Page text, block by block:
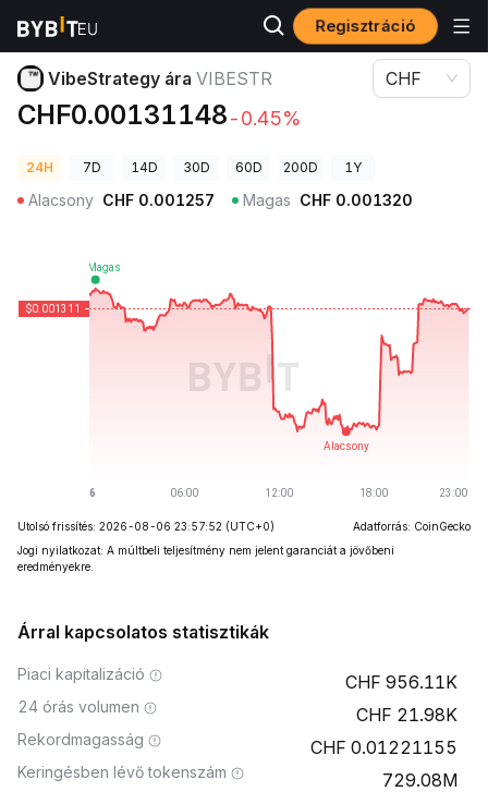
Regisztráció
Kriptovaluta árak VibeStrategy ára VIBESTR
VibeStrategy ára VIBESTR
CHF0.00131148-0.45%
CHF
24H 7D 14D 30D 60D 200D 1Y
Alacsony CHF 0.001257 Magas CHF 0.001320
Utolsó frissítés: 2026-08-06 23:57:52 (UTC+0)
Adatforrás: CoinGecko
Jogi nyilatkozat: A múltbeli teljesítmény nem jelent garanciát a jövőbeni
eredményekre.
Árral kapcsolatos statisztikák
Piaci kapitalizáció 956.11K
24 órás volumen 21.98K
Rekordmagasság 0.01221155
Keringésben lévő tokenszám 729.08M